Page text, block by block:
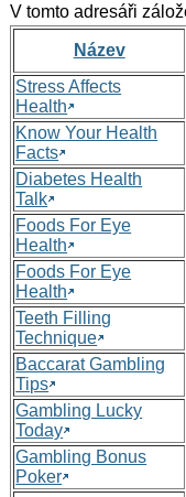
V tomto adresáři
Název
Stress Affects
Health
Know Your Health
Facts
Diabetes Health
Talk
Foods For Eye
Health
Foods For Eye
Health
Teeth Filling
Technique
Baccarat Gambling
Tips
Gambling Lucky
Today
Gambling Bonus
Poker